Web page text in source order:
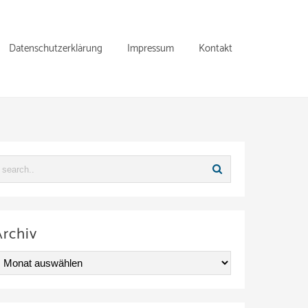
Datenschutzerklärung Impressum Kontakt